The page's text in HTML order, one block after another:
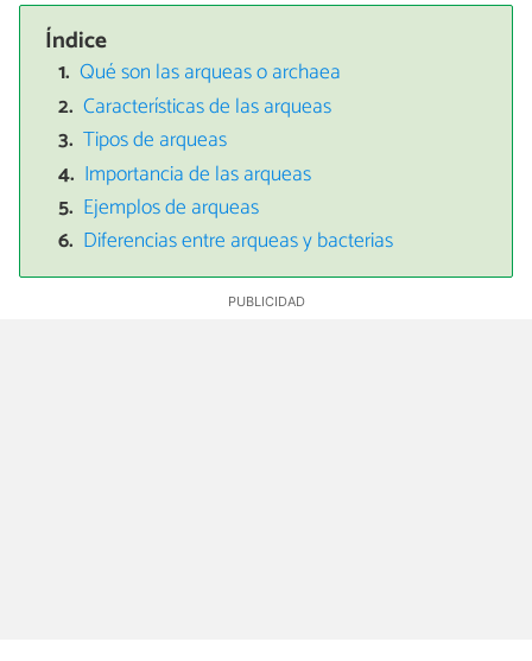
Índice
Qué son las arqueas o archaea
Características de las arqueas
Tipos de arqueas
Importancia de las arqueas
Ejemplos de arqueas
Diferencias entre arqueas y bacterias